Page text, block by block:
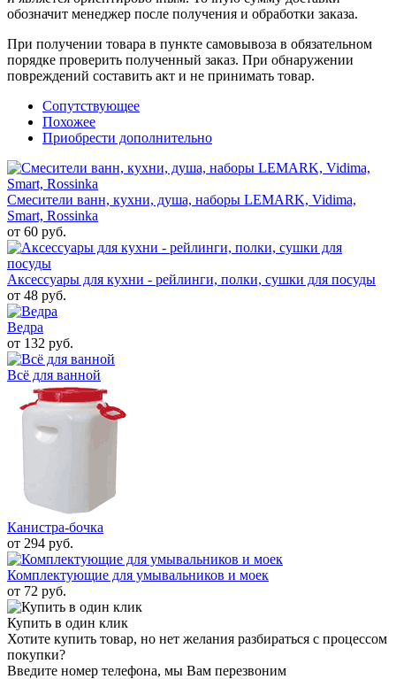
обозначит менеджер после получения и обработки заказа.
При получении товара в пункте самовывоза в обязательном
порядке проверить полученный заказ. При обнаружении
повреждений составить акт и не принимать товар.
Сопутствующее
Похожее
Приобрести дополнительно
Смесители ванн, кухни, душа, наборы LEMARK, Vidima,
Smart, Rossinka
от 60 руб.
Аксессуары для кухни - рейлинги, полки, сушки для посуды
от 48 руб.
Ведра
от 132 руб.
Всё для ванной
Канистра-бочка
от 294 руб.
Комплектующие для умывальников и моек
от 72 руб.
Купить в один клик
Хотите купить товар, но нет желания разбираться с процессом
покупки?
Введите номер телефона, мы Вам перезвоним